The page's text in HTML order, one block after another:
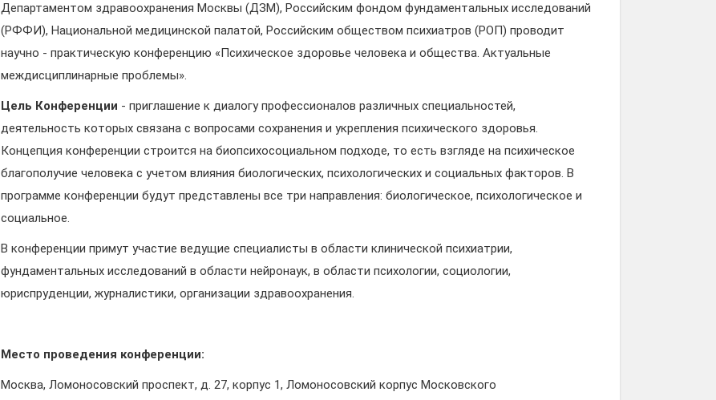
Департаментом здравоохранения Москвы (ДЗМ), Российским фондом фундаментальных исследований
(РФФИ), Национальной медицинской палатой, Российским обществом психиатров (РОП) проводит
научно - практическую конференцию «Психическое здоровье человека и общества. Актуальные
междисциплинарные проблемы».
Цель Конференции - приглашение к диалогу профессионалов различных специальностей,
деятельность которых связана с вопросами сохранения и укрепления психического здоровья.
Концепция конференции строится на биопсихосоциальном подходе, то есть взгляде на психическое
благополучие человека с учетом влияния биологических, психологических и социальных факторов. В
программе конференции будут представлены все три направления: биологическое, психологическое и
социальное.
В конференции примут участие ведущие специалисты в области клинической психиатрии,
фундаментальных исследований в области нейронаук, в области психологии, социологии,
юриспруденции, журналистики, организации здравоохранения.
Место проведения конференции:
Москва, Ломоносовский проспект, д. 27, корпус 1, Ломоносовский корпус Московского